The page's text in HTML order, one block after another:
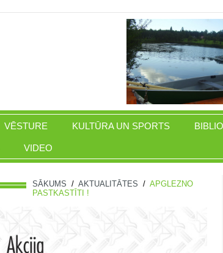
VĒSTURE KULTŪRA UN SPORTS
VIDEO
SĀKUMS / AKTUALITĀTES / APGLEZNO
PASTKASTĪTI !